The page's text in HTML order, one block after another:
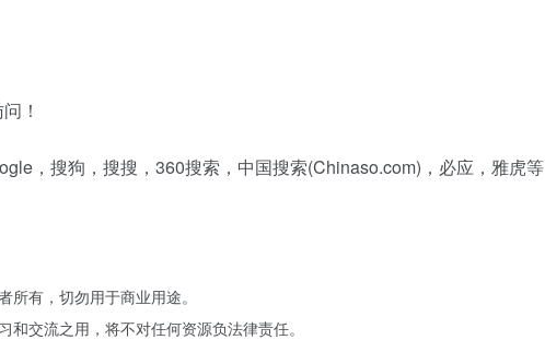
！
，搜狗，搜搜，360搜索，中国搜索(Chinaso.com)，必应，雅虎等
有，切勿用于商业用途。
交流之用，将不对任何资源负法律责任。